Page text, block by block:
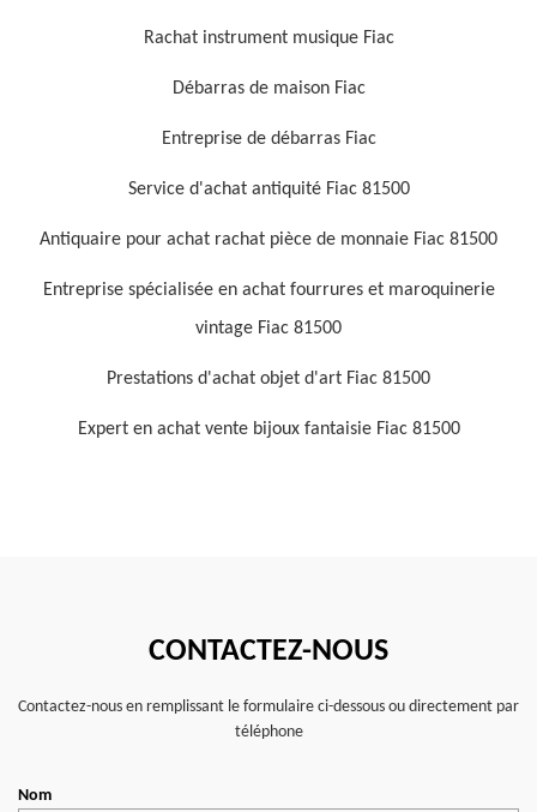
Rachat instrument musique Fiac
Débarras de maison Fiac
Entreprise de débarras Fiac
Service d'achat antiquité Fiac 81500
Antiquaire pour achat rachat pièce de monnaie Fiac 81500
Entreprise spécialisée en achat fourrures et maroquinerie
vintage Fiac 81500
Prestations d'achat objet d'art Fiac 81500
Expert en achat vente bijoux fantaisie Fiac 81500
CONTACTEZ-NOUS
Contactez-nous en remplissant le formulaire ci-dessous ou directement par
téléphone
Nom